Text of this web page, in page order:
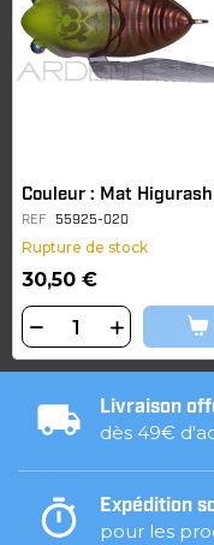
Couleur : Mat
REF 55925-020
Rupture de stock
30,50 €
Livraison
dès 49€
Expédition
pour les